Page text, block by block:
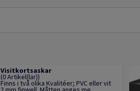
Visitkortsaskar
(0 Artikel(lar))
Finns i två olika Kvalitéer; PVC eller vit